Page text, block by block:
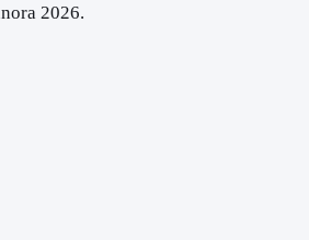
2026.